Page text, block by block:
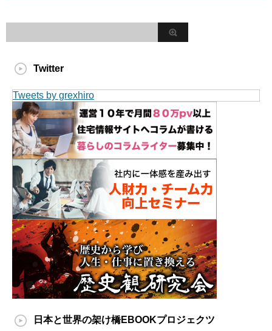
Twitter
Tweets by grexhiro
日本と世界の架け橋EBOOKプロジェクツ